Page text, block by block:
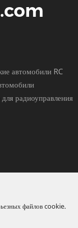
автомобили RC
радиоуправления
файлов cookie.